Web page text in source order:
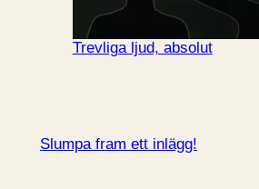
Trevliga ljud, absolut
Slumpa fram ett inlägg!